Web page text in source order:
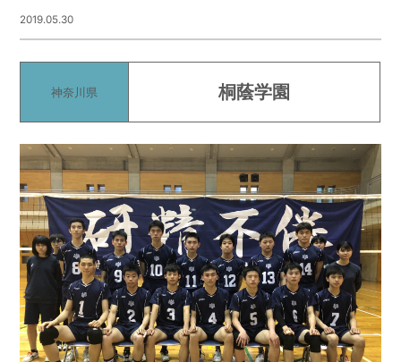
2019.05.30
神奈川県 桐蔭学園